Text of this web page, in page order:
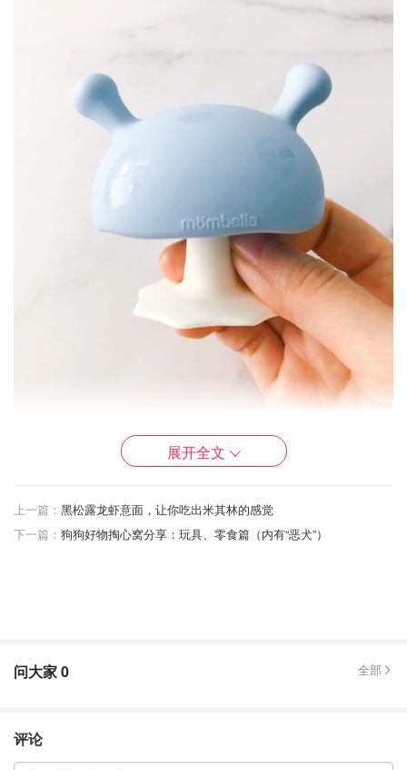
图片来自于@ 椰子酱，版权属于原作者
展开全文
上一篇： 黑松露龙虾意面，让你吃出米其林的感觉
下一篇： 狗狗好物掏心窝分享：玩具、零食篇（内有“恶犬”）
问大家0 全部
评论